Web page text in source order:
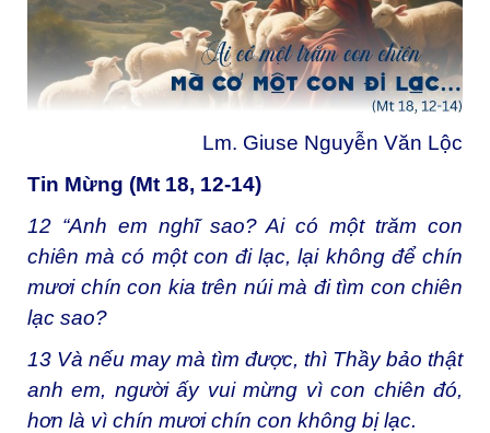
Lm. Giuse Nguyễn Văn Lộc
Tin Mừng (Mt 18, 12-14)
12 “Anh em nghĩ sao? Ai có một trăm con
chiên mà có một con đi lạc, lại không để chín
mươi chín con kia trên núi mà đi tìm con chiên
lạc sao?
13 Và nếu may mà tìm được, thì Thầy bảo thật
anh em, người ấy vui mừng vì con chiên đó,
hơn là vì chín mươi chín con không bị lạc.